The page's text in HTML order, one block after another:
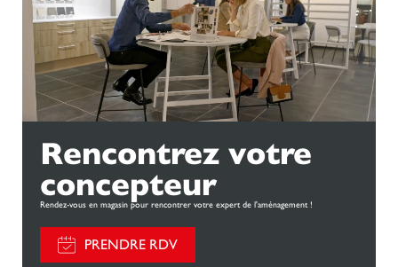
Rencontrez votre
concepteur
Rendez-vous en magasin pour rencontrer votre expert de l'aménagement !
PRENDRE RDV